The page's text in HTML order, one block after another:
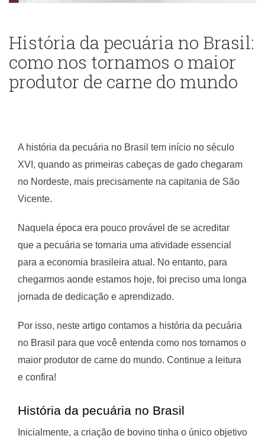
História da pecuária no Brasil:
como nos tornamos o maior
produtor de carne do mundo
A história da pecuária no Brasil tem início no século
XVI, quando as primeiras cabeças de gado chegaram
no Nordeste, mais precisamente na capitania de São
Vicente.
Naquela época era pouco provável de se acreditar
que a pecuária se tornaria uma atividade essencial
para a economia brasileira atual. No entanto, para
chegarmos aonde estamos hoje, foi preciso uma longa
jornada de dedicação e aprendizado.
Por isso, neste artigo contamos a história da pecuária
no Brasil para que você entenda como nos tornamos o
maior produtor de carne do mundo. Continue a leitura
e confira!
História da pecuária no Brasil
Inicialmente, a criação de bovino tinha o único objetivo